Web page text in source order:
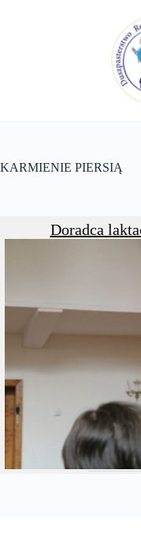
KARMIENIE PIERSIĄ
Doradca